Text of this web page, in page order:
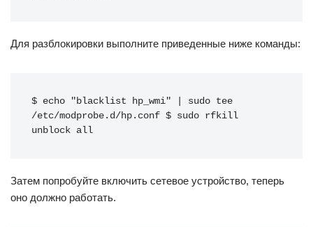
Для разблокировки выполните приведенные ниже команды:
$ echo "blacklist hp_wmi" | sudo tee
/etc/modprobe.d/hp.conf $ sudo rfkill
unblock all
Затем попробуйте включить сетевое устройство, теперь
оно должно работать.